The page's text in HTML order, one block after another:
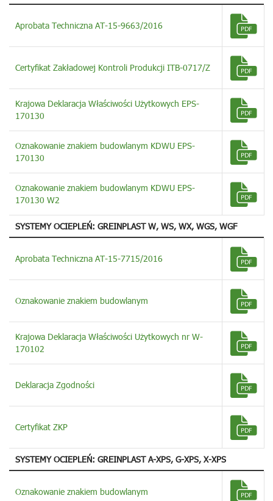
Aprobata Techniczna AT-15-9663/2016
Certyfikat Zakładowej Kontroli Produkcji ITB-0717/Z
Krajowa Deklaracja Właściwości Użytkowych EPS-
170130
Oznakowanie znakiem budowlanym KDWU EPS-
170130
Oznakowanie znakiem budowlanym KDWU EPS-
170130 W2
SYSTEMY OCIEPLEŃ: GREINPLAST W, WS, WX, WGS, WGF
Aprobata Techniczna AT-15-7715/2016
Oznakowanie znakiem budowlanym
Krajowa Deklaracja Właściwości Użytkowych nr W-
170102
Deklaracja Zgodności
Certyfikat ZKP
SYSTEMY OCIEPLEŃ: GREINPLAST A-XPS, G-XPS, X-XPS
Oznakowanie znakiem budowlanym